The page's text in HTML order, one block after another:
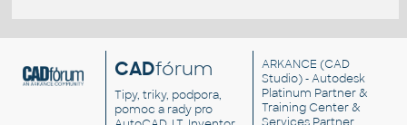
CADfórum
Tipy, triky, podpora,
pomoc a rady pro
ARKANCE (CAD
Studio) - Autodesk
Platinum Partner &
Training Center &
Services Partner